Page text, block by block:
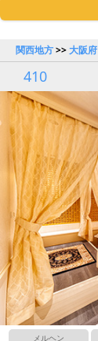
関西地方>>大阪府
410
メルヘン